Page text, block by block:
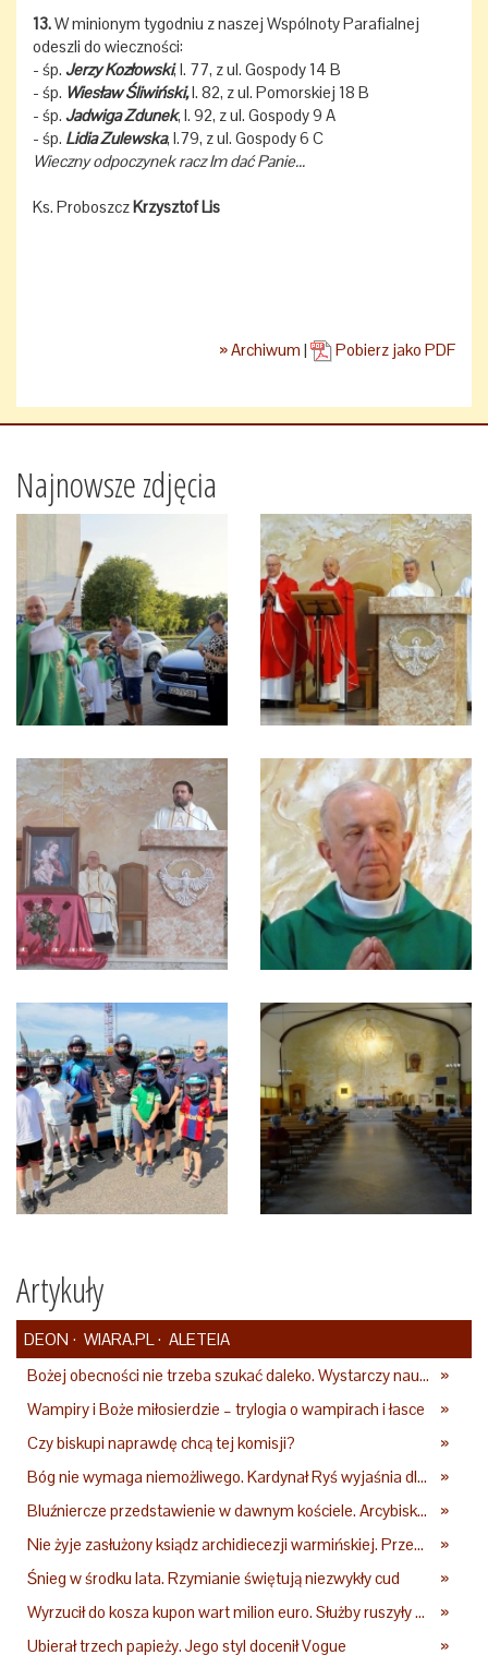
13.W minionym tygodniu z naszej Wspólnoty Parafialnej
odeszli do wieczności:
- śp. Jerzy Kozłowski, l. 77, z ul. Gospody 14 B
- śp. Wiesław Śliwiński,l. 82, z ul. Pomorskiej 18 B
- śp. Jadwiga Zdunek, l. 92, z ul. Gospody 9 A
- śp. Lidia Zulewska, l.79, z ul. Gospody 6 C
Wieczny odpoczynek racz Im dać Panie...
Ks. ProboszczKrzysztof Lis
» Archiwum | Pobierz jako PDF
Najnowsze zdjęcia
Artykuły
DEON WIARA.PL
ALETEIA
»
Bożej obecności nie trzeba szukać daleko. Wystarczy nauczyć się słuchać
»
Wampiry i Boże miłosierdzie – trylogia o wampirach i łasce
»
Czy biskupi naprawdę chcą tej komisji?
»
Bóg nie wymaga niemożliwego. Kardynał Ryś wyjaśnia dlaczego
»
Bluźniercze przedstawienie w dawnym kościele. Arcybiskup stanowczo reaguje
»
Nie żyje zasłużony ksiądz archidiecezji warmińskiej. Przez lata wychował pokolenia przyszłych kapłanów
»
Śnieg w środku lata. Rzymianie świętują niezwykły cud
»
Wyrzucił do kosza kupon wart milion euro. Służby ruszyły na poszukiwania
»
Ubierał trzech papieży. Jego styl docenił Vogue